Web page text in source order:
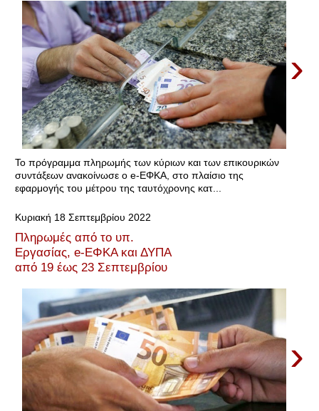
›
Το πρόγραμμα πληρωμής των κύριων και των επικουρικών
συντάξεων ανακοίνωσε ο e-ΕΦΚΑ, στο πλαίσιο της
εφαρμογής του μέτρου της ταυτόχρονης κατ...
Κυριακή 18 Σεπτεμβρίου 2022
Πληρωμές από το υπ.
Εργασίας, e-ΕΦΚΑ και ΔΥΠΑ
από 19 έως 23 Σεπτεμβρίου
›